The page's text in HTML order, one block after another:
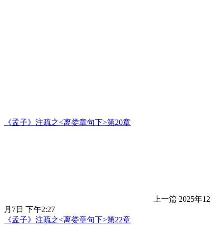
《孟子》注疏之<离娄章句下>第20章
上一篇 2025年12
月7日 下午2:27
《孟子》注疏之<离娄章句下>第22章